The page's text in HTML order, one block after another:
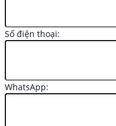
Số điện thoại:
WhatsApp: